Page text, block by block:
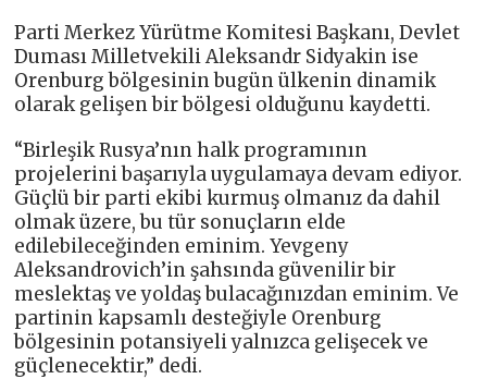
Parti Merkez Yürütme Komitesi Başkanı, Devlet
Duması Milletvekili Aleksandr Sidyakin ise
Orenburg bölgesinin bugün ülkenin dinamik
olarak gelişen bir bölgesi olduğunu kaydetti.
“Birleşik Rusya’nın halk programının
projelerini başarıyla uygulamaya devam ediyor.
Güçlü bir parti ekibi kurmuş olmanız da dahil
olmak üzere, bu tür sonuçların elde
edilebileceğinden eminim. Yevgeny
Aleksandrovich’in şahsında güvenilir bir
meslektaş ve yoldaş bulacağınızdan eminim. Ve
partinin kapsamlı desteğiyle Orenburg
bölgesinin potansiyeli yalnızca gelişecek ve
güçlenecektir,” dedi.